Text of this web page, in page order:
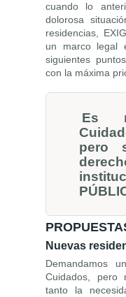
cuando lo
dolorosa
residencias,
un marco legal
siguientes
con la máxima
Es
pero
Nuevas
Demandamos
Cuidados, pero
tanto la